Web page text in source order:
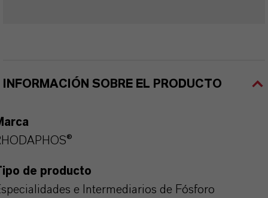
INFORMACIÓN SOBRE EL PRODUCTO
de producto
e Intermediarios de Fósforo